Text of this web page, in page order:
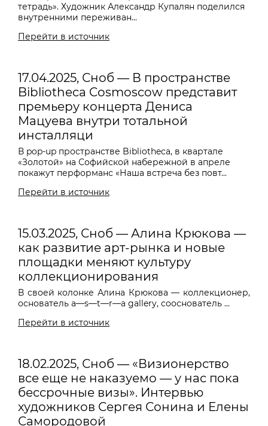
тетрадь». Художник Александр Купалян поделился
внутренними переживан...
Перейти в источник
17.04.2025, Сноб — В пространстве
Bibliotheca Cosmoscow представит
премьеру концерта Дениса
Мацуева внутри тотальной
инсталляци
В pop-up пространстве Bibliotheca, в квартале
«Золотой» на Софийской набережной в апреле
покажут перформанс «Наша встреча без повт...
Перейти в источник
15.03.2025, Сноб — Алина Крюкова —
как развитие арт-рынка и новые
площадки меняют культуру
коллекционирования
В своей колонке Алина Крюкова — коллекционер,
основатель a—s—t—r—a gallery, сооснователь ...
Перейти в источник
18.02.2025, Сноб — «Визионерство
все еще не наказуемо — у нас пока
бессрочные визы». Интервью
художников Сергея Сонина и Елены
Самородовой